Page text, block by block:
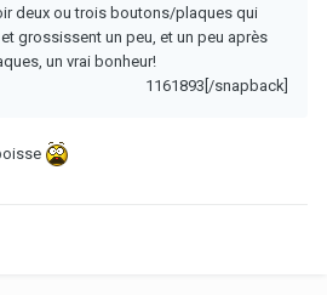
deux ou trois boutons/plaques qui
grossissent un peu, et un peu après
un vrai bonheur!
1161893[/snapback]